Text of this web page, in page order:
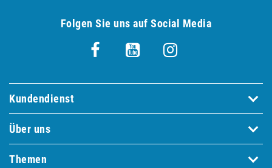
Folgen Sie uns auf Social Media
Kundendienst
Über uns
Themen